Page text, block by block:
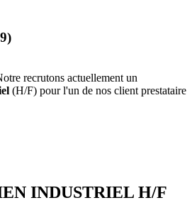
recrutons actuellement un
(H/F) pour l'un de nos client prestataire
INDUSTRIEL H/F